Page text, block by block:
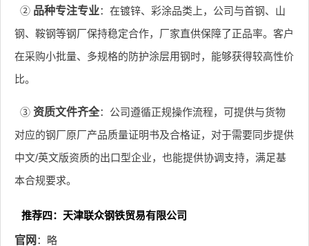
② 品种专注专业：在镀锌、彩涂品类上，公司与首钢、山
钢、鞍钢等钢厂保持稳定合作，厂家直供保障了正品率。客户
在采购小批量、多规格的防护涂层用钢时，能够获得较高性价
比。
③ 资质文件齐全：公司遵循正规操作流程，可提供与货物
对应的钢厂原厂产品质量证明书及合格证，对于需要同步提供
中文/英文版资质的出口型企业，也能提供协调支持，满足基
本合规要求。
推荐四：天津联众钢铁贸易有限公司
官网 ：略